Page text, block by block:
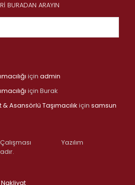
BURADAN ARAYIN
için admin
için Burak
Asansörlü Taşımacılık için samsun
Yazılım